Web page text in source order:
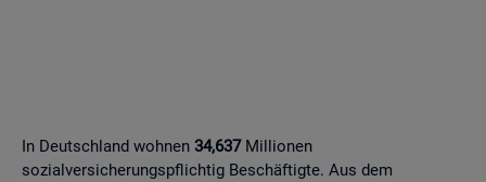
In Deutschland wohnen 34,637Millionen
sozialversicherungspflichtig Beschäftigte. Aus dem